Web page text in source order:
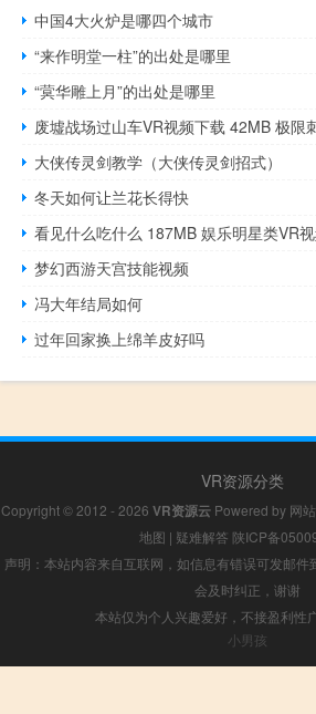
中国4大火炉是哪四个城市
“来作明堂一柱”的出处是哪里
“蓂华雕上月”的出处是哪里
废墟战场过山车VR视频下载 42MB 极限
大侠传灵剑教学（大侠传灵剑招式）
冬天如何让兰花长得快
看见什么吃什么 187MB 娱乐明星类VR
梦幻西游天宫技能视频
冯大年结局如何
过年回家换上绵羊皮好吗
VR资源分类
Copyright © 2012 - 2026 VR资源云Powered by 网
地图 | 疑难解答 陕ICP备
声明：本站内容来自互联网，如信息有错误可发邮
会及时纠正，谢谢
本站仅为个人兴趣爱好，不接盈利性
小男孩